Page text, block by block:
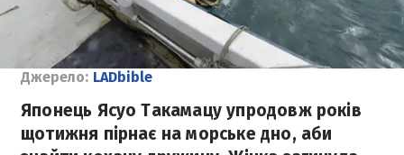
Джерело: LADbible
Японець Ясуо Такамацу упродовж років
щотижня пірнає на морське дно, аби